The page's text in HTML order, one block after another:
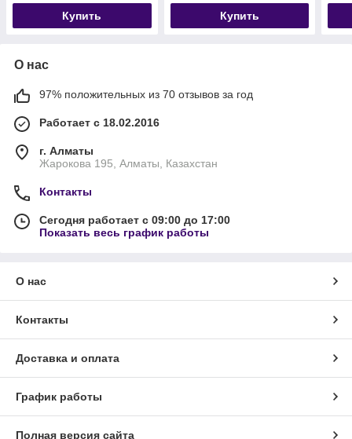
Купить Купить
О нас
97% положительных из 70 отзывов за год
Работает с 18.02.2016
г. Алматы
Жарокова 195, Алматы, Казахстан
Контакты
Сегодня работает с 09:00 до 17:00
Показать весь график работы
О нас
Контакты
Доставка и оплата
График работы
Полная версия сайта